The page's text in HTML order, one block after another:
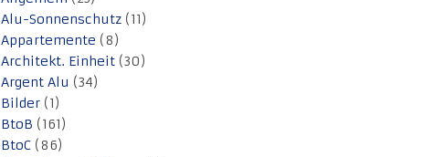
Alu-Sonnenschutz (11)
Appartemente (8)
Architekt. Einheit (30)
Argent Alu (34)
Bilder (1)
BtoB (161)
BtoC (86)